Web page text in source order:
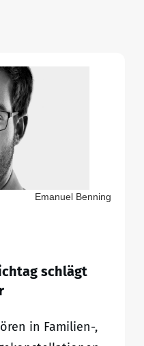
Emanuel Benning
schlägt
in Familien-,